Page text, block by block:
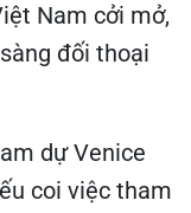
Nam cởi mở,
đối thoại
dự Venice
coi việc tham